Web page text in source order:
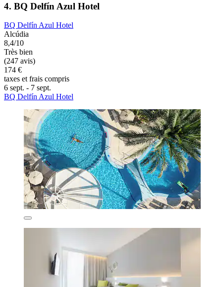
4. BQ Delfín Azul Hotel
BQ Delfín Azul Hotel
Alcúdia
8,4/10
Très bien
(247 avis)
174 €
taxes et frais compris
6 sept. - 7 sept.
BQ Delfín Azul Hotel